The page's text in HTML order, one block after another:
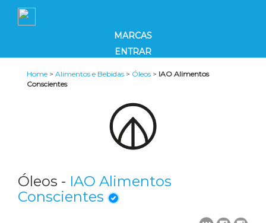
MARCAS
ENTRAR
Home > Alimentos e Bebidas > Óleos > IAO Alimentos
Conscientes
Óleos - IAO Alimentos
Conscientes